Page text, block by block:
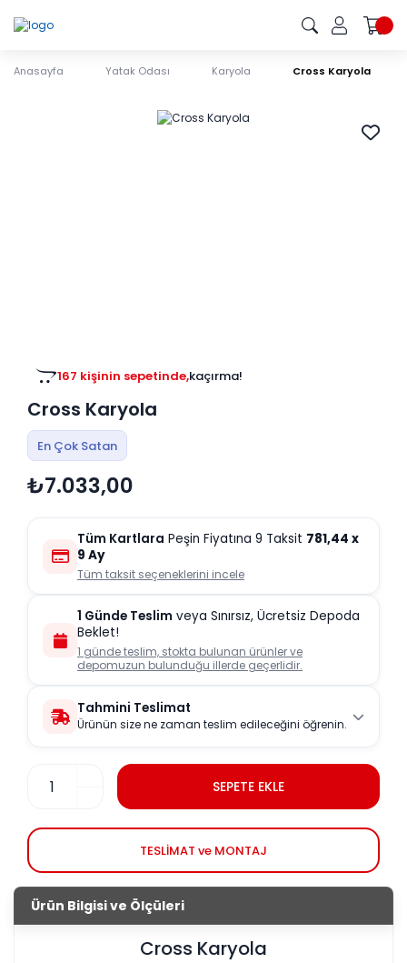
Anasayfa Yatak Odası Karyola Cross Karyola
167 kişinin sepetinde,kaçırma!
Cross Karyola
En Çok Satan
₺7.033,00
Tüm Kartlara Peşin Fiyatına 9 Taksit 781,44 x
9 Ay
Tüm taksit seçeneklerini incele
1 Günde Teslim veya Sınırsız, Ücretsiz Depoda
Beklet!
1 günde teslim, stokta bulunan ürünler ve
depomuzun bulunduğu illerde geçerlidir.
Tahmini Teslimat
Ürünün size ne zaman teslim edileceğini öğrenin.
SEPETE EKLE
TESLİMAT ve MONTAJ
Ürün Bilgisi ve Ölçüleri
Cross Karyola